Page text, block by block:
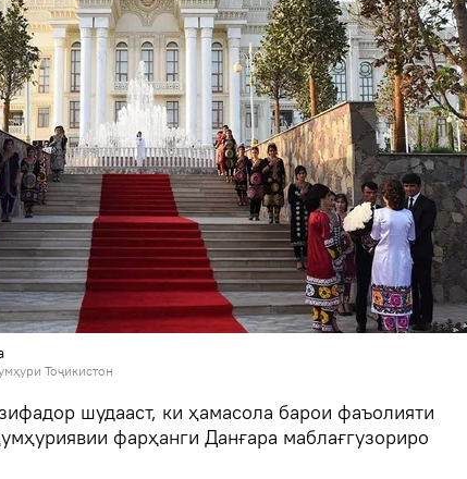
Тоҷикистон
шудааст, ки ҳамасола барои фаъолияти
фарҳанги Данғара маблағгузориро